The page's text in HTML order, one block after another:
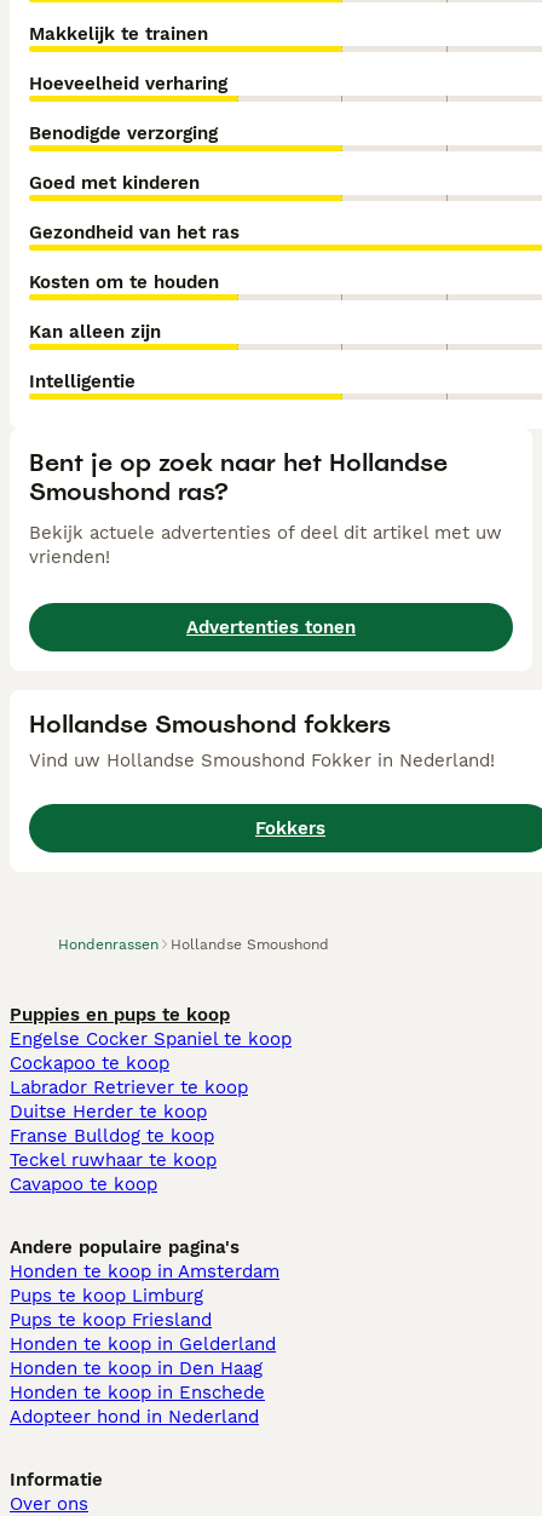
Hondenrassen Hollandse Smoushond
Makkelijk te trainen
Hoeveelheid verharing
Benodigde verzorging
Goed met kinderen
Gezondheid van het ras
Kosten om te houden
Kan alleen zijn
Intelligentie
Bent je op zoek naar het Hollandse
Smoushond ras?
Bekijk actuele advertenties of deel dit artikel met uw
vrienden!
Advertenties tonen
Hollandse Smoushond fokkers
Vind uw Hollandse Smoushond Fokker in Nederland!
Fokkers
Puppies en pups te koop
Engelse Cocker Spaniel te koop
Cockapoo te koop
Labrador Retriever te koop
Duitse Herder te koop
Franse Bulldog te koop
Teckel ruwhaar te koop
Cavapoo te koop
Andere populaire pagina's
Honden te koop in Amsterdam
Pups te koop Limburg​
Pups te koop Friesland​
Honden te koop in Gelderland
Honden te koop in Den Haag
Honden te koop in Enschede
Adopteer hond in Nederland
Informatie
Over ons